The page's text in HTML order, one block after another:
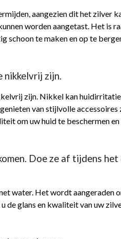
aangezien dit het zilver
worden aangetast. Het is
schoon te maken en op te
nikkelvrij zijn.
zijn. Nikkel kan
van stijlvolle
om uw huid te beschermen
Doe ze af tijdens
water. Het wordt aangeraden
de glans en kwaliteit van uw